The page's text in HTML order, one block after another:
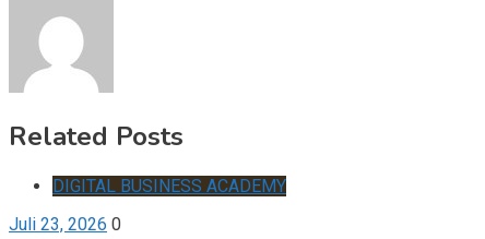
Related Posts
DIGITAL BUSINESS ACADEMY
Juli 23, 2026 0